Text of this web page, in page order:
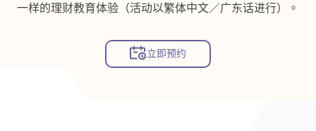
一样的理财教育体验（活动以繁体中文／广东话进行）。
立即预约